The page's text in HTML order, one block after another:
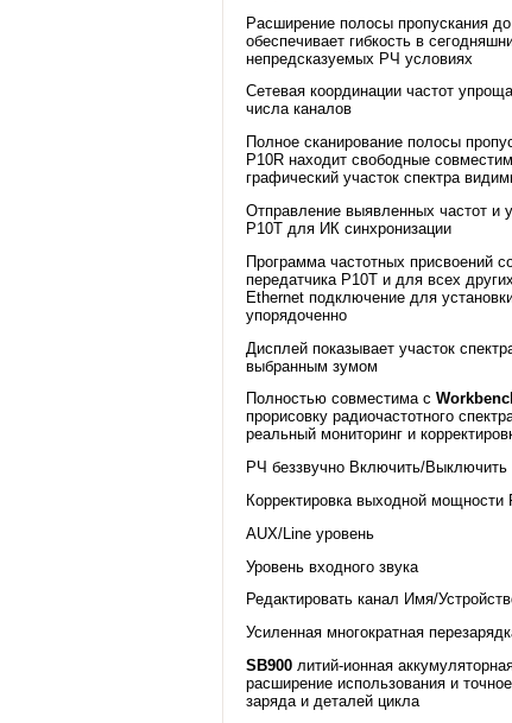
Расширение полосы пропускания
обеспечивает гибкость в
непредсказуемых РЧ условиях
Сетевая координации частот
числа каналов
Полное сканирование полосы
P10R находит свободные
графический участок спектра
Отправление выявленных частот и
P10T для ИК синхронизации
Программа частотных присвоений
передатчика P10T и для всех
Ethernet подключение для
упорядоченно
Дисплей показывает участок
выбранным зумом
Полностью совместима с
прорисовку радиочастотного
реальный мониторинг и
РЧ беззвучно Включить/Выключить
Корректировка выходной мощности
AUX/Line уровень
Уровень входного звука
Редактировать канал Имя/
Усиленная многократная
SB900 литий-ионная
расширение использования и
заряда и деталей цикла